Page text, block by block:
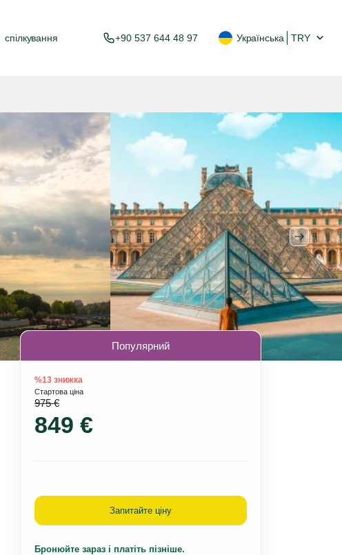
спілкування +90 537 644 48 97 Українська TRY
Популярний
%13 знижка
Стартова ціна
975 €
849 €
Запитайте ціну
Бронюйте зараз і платіть пізніше.